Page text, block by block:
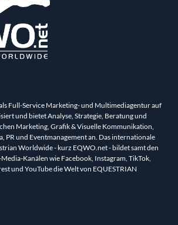
Full-Service Marketing- und Multimediagentur auf
und bietet Analyse, Strategie, Beratung und
Marketing, Grafik & Visuelle Kommunikation,
PR und Eventmanagement an. Das internationale
Worldwide - kurz EQWO.net - bildet samt den
Kanälen wie Facebook, Instagram, TikTok,
und YouTube die Welt von EQUESTRIAN